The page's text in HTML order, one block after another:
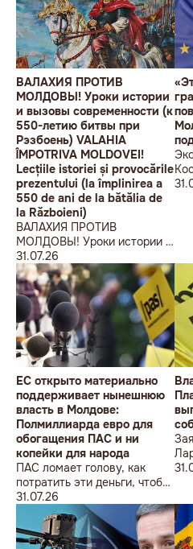
ВАЛАХИЯ ПРОТИВ
МОЛДОВЫ! Уроки истории
и вызовы современности (к
550-летию битвы при
Рэзбоень) VALAHIA
ÎMPOTRIVA MOLDOVEI!
Lecțiile istoriei și provocările
prezentului (la împlinirea a
550 de ani de la bătălia de
la Războieni)
ВАЛАХИЯ ПРОТИВ
МОЛДОВЫ! Уроки истории и
вызовы современности (к
550-летию битвы при
Рэзбоень) VALAHIA
ÎMPOTRIVA MOLDOVEI!
Lecțiile istoriei și provocările
prezentului (la împlinirea a
550 de ani de la bătălia de la
Războieni)
31.07.26
ЕС открыто материально
поддерживает нынешнюю
власть в Молдове:
Полмиллиарда евро для
обогащения ПАС и ни
копейки для народа
ПАС ломает голову, как
потратить эти деньги, чтобы
оппозиция меньше ворчала,
ведь полмиллиарда
незаметно в карман не
положишь
31.07.26